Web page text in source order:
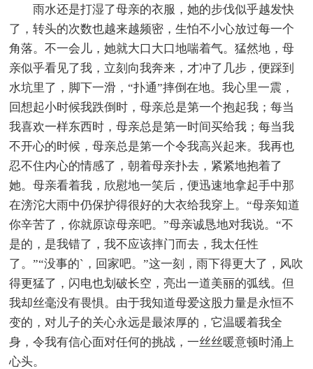
雨水还是打湿了母亲的衣服，她的步伐似乎越发快
了，转头的次数也越来越频密，生怕不小心放过每一个
角落。不一会儿，她就大口大口地喘着气。猛然地，母
亲似乎看见了我，立刻向我奔来，才冲了几步，便踩到
水坑里了，脚下一滑，“扑通”摔倒在地。我心里一震，
回想起小时候我跌倒时，母亲总是第一个抱起我；每当
我喜欢一样东西时，母亲总是第一时间买给我；每当我
不开心的时候，母亲总是第一个令我高兴起来。我再也
忍不住内心的情感了，朝着母亲扑去，紧紧地抱着了
她。母亲看着我，欣慰地一笑后，便迅速地拿起手中那
在滂沱大雨中仍保护得很好的大衣给我穿上。“母亲知道
你辛苦了，你就原谅母亲吧。”母亲诚恳地对我说。“不
是的，是我错了，我不应该摔门而去，我太任性
了。”“没事的`，回家吧。”这一刻，雨下得更大了，风吹
得更猛了，闪电也划破长空，亮出一道美丽的弧线。但
我却丝毫没有畏惧。由于我知道母爱这股力量是永恒不
变的，对儿子的关心永远是最浓厚的，它温暖着我全
身，令我有信心面对任何的挑战，一丝丝暖意顿时涌上
心头。